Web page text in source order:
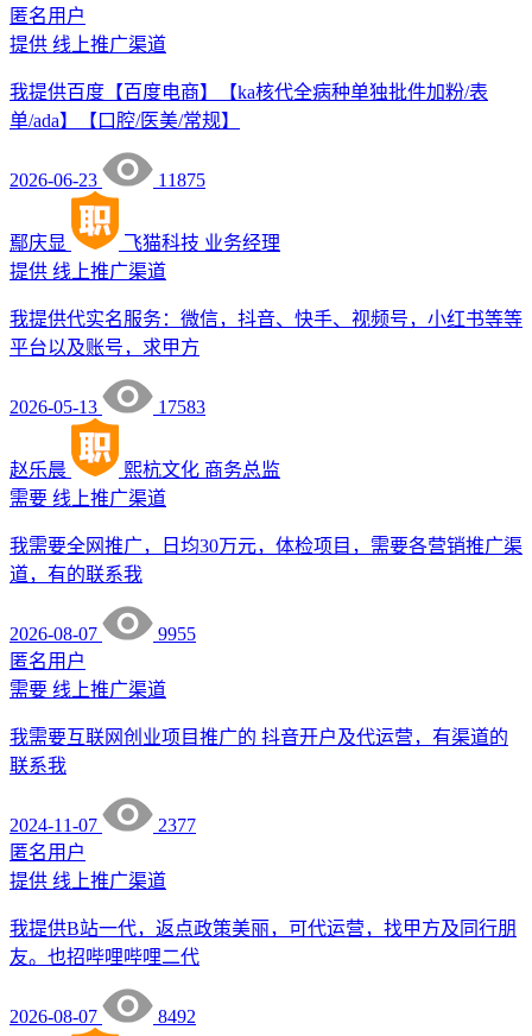
匿名用户
提供 线上推广渠道
我提供百度【百度电商】【ka核代全病种单独批件加粉/表
单/ada】【口腔/医美/常规】
2026-06-23 11875
鄢庆显 飞猫科技 业务经理
提供 线上推广渠道
我提供代实名服务：微信，抖音、快手、视频号，小红书等等
平台以及账号，求甲方
2026-05-13 17583
赵乐晨 熙杭文化 商务总监
需要 线上推广渠道
我需要全网推广，日均30万元，体检项目，需要各营销推广渠
道，有的联系我
2026-08-07
9955
匿名用户
需要 线上推广渠道
我需要互联网创业项目推广的 抖音开户及代运营，有渠道的
联系我
2024-11-07
2377
匿名用户
提供 线上推广渠道
我提供B站一代，返点政策美丽，可代运营，找甲方及同行朋
友。也招哔哩哔哩二代
2026-08-07 8492